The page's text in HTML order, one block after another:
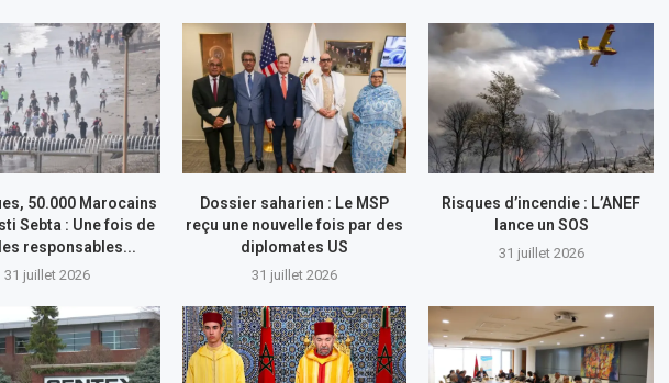
50.000 Marocains
Sebta : Une fois de
responsables...
31 juillet 2026
Dossier saharien : Le MSP
reçu une nouvelle fois par des
diplomates US
31 juillet 2026
Risques d’incendie : L’ANEF
lance un SOS
31 juillet 2026